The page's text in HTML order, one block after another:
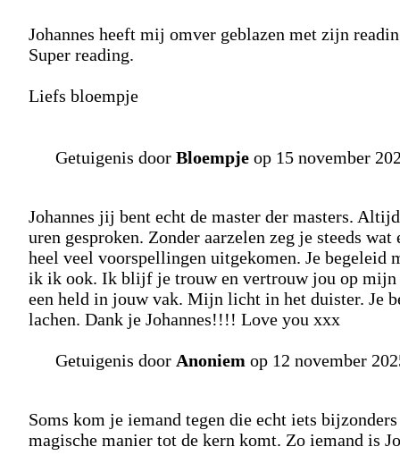
Johannes heeft mij omver geblazen met zijn
Super reading.
Liefs bloempje
Getuigenis door Bloempje op 15 november
Johannes jij bent echt de master der masters.
uren gesproken. Zonder aarzelen zeg je steeds
heel veel voorspellingen uitgekomen. Je
ik ik ook. Ik blijf je trouw en vertrouw jou op
een held in jouw vak. Mijn licht in het duister. Je
lachen. Dank je Johannes!!!! Love you xxx
Getuigenis door Anoniem op 12 november
Soms kom je iemand tegen die echt iets
magische manier tot de kern komt. Zo iemand is